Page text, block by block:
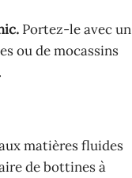
Portez-le avec un
ou de mocassins
matières fluides
de bottines à